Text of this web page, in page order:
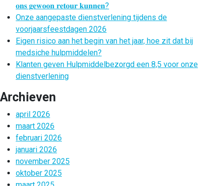
𝐨𝐧𝐬 𝐠𝐞𝐰𝐨𝐨𝐧 𝐫𝐞𝐭𝐨𝐮𝐫 𝐤𝐮𝐧𝐧𝐞𝐧?
Onze aangepaste dienstverlening tijdens de
voorjaarsfeestdagen 2026
Eigen risico aan het begin van het jaar, hoe zit dat bij
medsiche hulpmiddelen?
Klanten geven Hulpmiddelbezorgd een 8,5 voor onze
dienstverlening
Archieven
april 2026
maart 2026
februari 2026
januari 2026
november 2025
oktober 2025